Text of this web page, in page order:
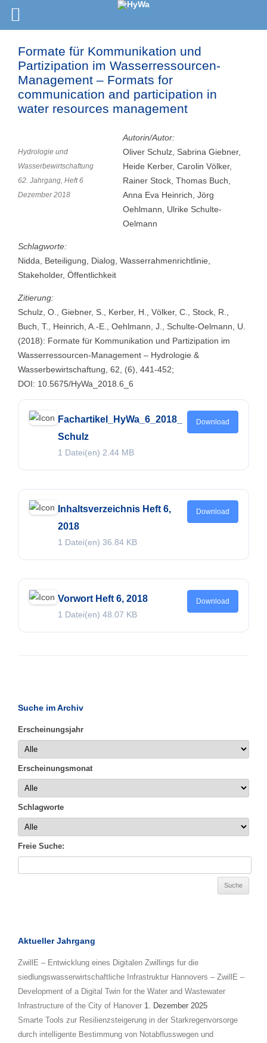
Formate für Kommunikation und
Partizipation im Wasserressourcen-
Management – Formats for
communication and participation in
water resources management
Hydrologie und
Wasserbewirtschaftung
62. Jahrgang, Heft 6
Dezember 2018
Autorin/Autor:
Oliver Schulz, Sabrina Giebner,
Heide Kerber, Carolin Völker,
Rainer Stock, Thomas Buch,
Anna Eva Heinrich, Jörg
Oehlmann, Ulrike Schulte-
Oelmann
Schlagworte:
Nidda, Beteiligung, Dialog, Wasserrahmenrichtlinie,
Stakeholder, Öffentlichkeit
Zitierung:
Schulz, O., Giebner, S., Kerber, H., Völker, C., Stock, R.,
Buch, T., Heinrich, A.-E., Oehlmann, J., Schulte-Oelmann, U.
(2018): Formate für Kommunikation und Partizipation im
Wasserressourcen-Management – Hydrologie &
Wasserbewirtschaftung, 62, (6), 441-452;
DOI: 10.5675/HyWa_2018.6_6
Fachartikel_HyWa_6_2018_
Schulz
1 Datei(en) 2.44 MB
Download
Inhaltsverzeichnis Heft 6,
2018
1 Datei(en) 36.84 KB
Download
Vorwort Heft 6, 2018
1 Datei(en) 48.07 KB
Download
Suche im Archiv
Erscheinungsjahr
Erscheinungsmonat
Schlagworte
Freie Suche:
Aktueller Jahrgang
ZwillE – Entwicklung eines Digitalen Zwillings fur die
siedlungswasserwirtschaftliche Infrastruktur Hannovers – ZwillE –
Development of a Digital Twin for the Water and Wastewater
Infrastructure of the City of Hanover 1. Dezember 2025
Smarte Tools zur Resilienzsteigerung in der Starkregenvorsorge
durch intelligente Bestimmung von Notabflusswegen und